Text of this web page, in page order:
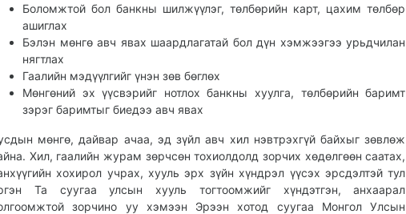
Боломжтой бол банкны шилжүүлэг, төлбөрийн карт, цахим төлбөр
ашиглах
Бэлэн мөнгө авч явах шаардлагатай бол дүн хэмжээгээ урьдчилан
нягтлах
Гаалийн мэдүүлгийг үнэн зөв бөглөх
Мөнгөний эх үүсвэрийг нотлох банкны хуулга, төлбөрийн баримт
зэрэг баримтыг биедээ авч явах
мөнгө, дайвар ачаа, эд зүйл авч хил нэвтрэхгүй байхыг зөвлөж
Хил, гаалийн журам зөрчсөн тохиолдолд зорчих хөдөлгөөн саатах,
хохирол учрах, хууль эрх зүйн хүндрэл үүсэх эрсдэлтэй тул
Та суугаа улсын хууль тогтоомжийг хүндэтгэн, анхаарал
зорчино уу хэмээн Эрээн хотод суугаа Монгол Улсын